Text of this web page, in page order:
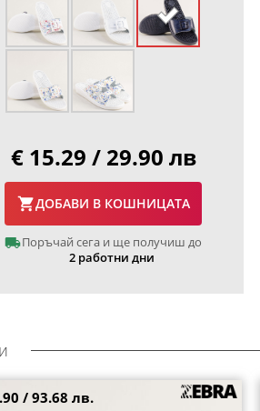
€ 15.29 / 29.90 лв
ДОБАВИ В КОШНИЦАТА
Поръчай сега и ще получиш до
2 работни дни
дамски сандали със затворени пръсти
/ 93.68 лв.